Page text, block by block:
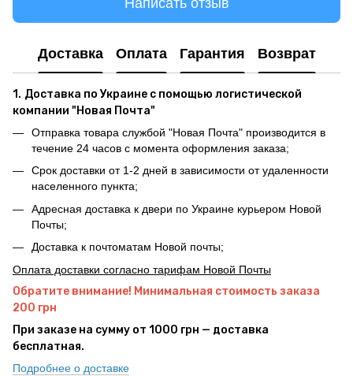
Написать отзыв
Доставка Оплата Гарантия Возврат
1. Доставка по Украине с помощью логистической
компании "Новая Почта"
Отправка товара службой "Новая Почта" производится в
течение 24 часов с момента оформления заказа;
Срок доставки от 1-2 дней в зависимости от удаленности
населенного пункта;
Адресная доставка к двери по Украине курьером Новой
Почты;
Доставка к почтоматам Новой почты;
Оплата доставки согласно тарифам Новой Почты
Обратите внимание! Минимальная стоимость заказа
200 грн
При заказе на сумму от 1000 грн — доставка
бесплатная.
Подробнее о доставке